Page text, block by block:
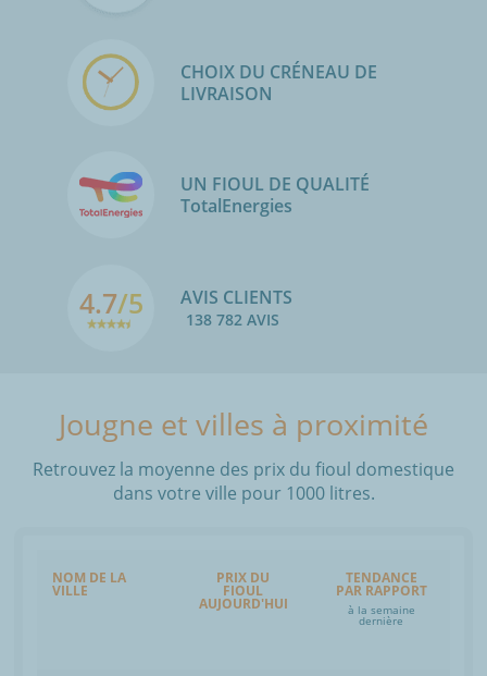
CHOIX DU CRÉNEAU DE
LIVRAISON
UN FIOUL DE QUALITÉ
TotalEnergies
4.7/5 AVIS CLIENTS
138 782 AVIS
Jougne et villes à proximité
Retrouvez la moyenne des prix du fioul domestique
dans votre ville pour 1000 litres.
NOM DE LA
VILLE
PRIX DU
FIOUL
AUJOURD'HUI
TENDANCE
PAR RAPPORT
à la semaine
dernière